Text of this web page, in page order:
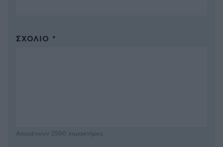
ΣΧΌΛΙΟ *
Απομένουν 2500 χαρακτήρες